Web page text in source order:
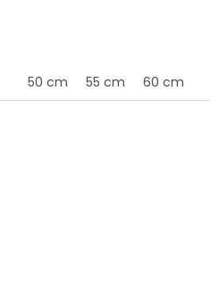
65 cm 70 cm 75 cm
50 cm 55 cm 60 cm